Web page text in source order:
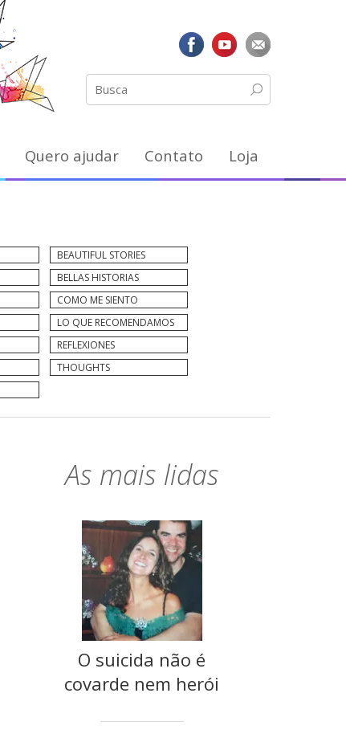
Quero ajudar Contato Loja
BEAUTIFUL STORIES
BELLAS HISTORIAS
COMO ME SIENTO
LO QUE RECOMENDAMOS
REFLEXIONES
THOUGHTS
As mais lidas
O suicida não é
covarde nem herói